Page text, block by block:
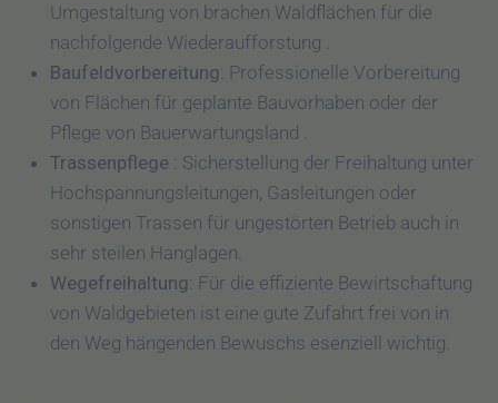
Umgestaltung von brachen Waldflächen für die
nachfolgende Wiederaufforstung .
Baufeldvorbereitung: Professionelle Vorbereitung
von Flächen für geplante Bauvorhaben oder der
Pflege von Bauerwartungsland .
Trassenpflege : Sicherstellung der Freihaltung unter
Hochspannungsleitungen, Gasleitungen oder
sonstigen Trassen für ungestörten Betrieb auch in
sehr steilen Hanglagen.
Wegefreihaltung: Für die effiziente Bewirtschaftung
von Waldgebieten ist eine gute Zufahrt frei von in
den Weg hängenden Bewuschs esenziell wichtig.